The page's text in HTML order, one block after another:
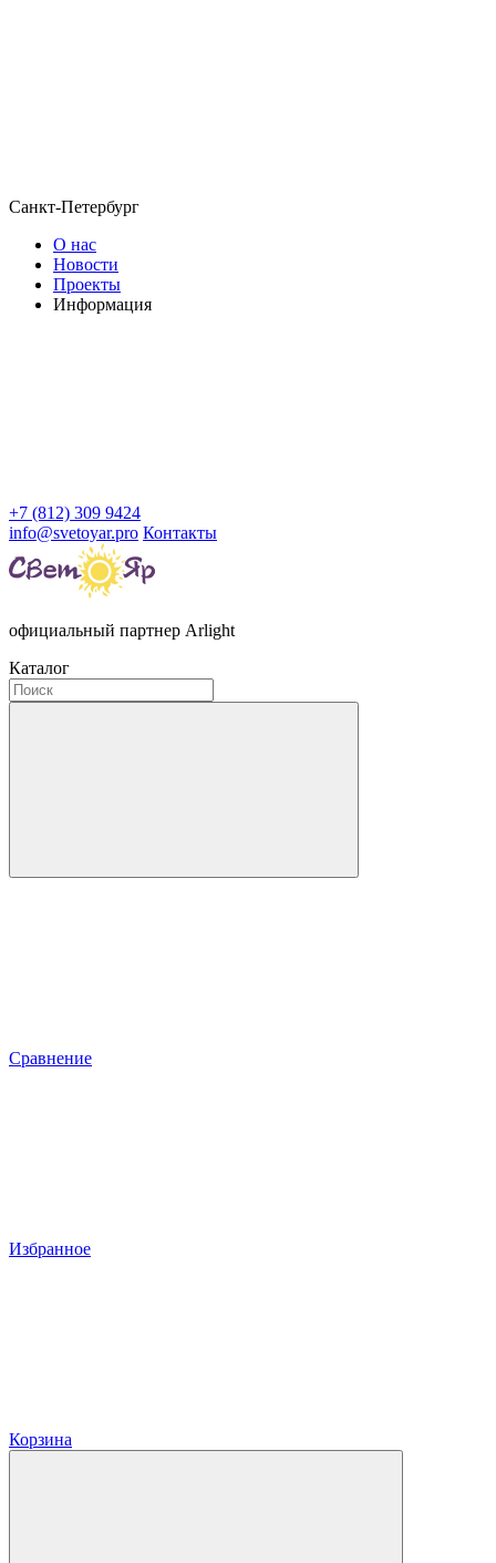
Санкт-Петербург
О нас
Новости
Проекты
Информация
+7 (812) 309 9424
info@svetoyar.pro Контакты
официальный партнер Arlight
Каталог
Сравнение
Избранное
Корзина